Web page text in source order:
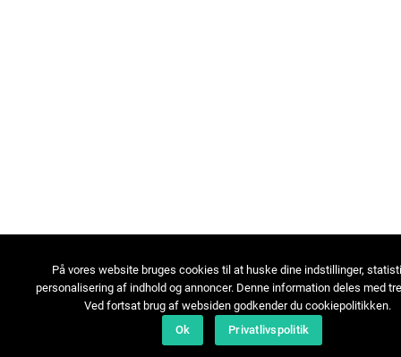
På vores website bruges cookies til at huske dine indstillinger,
personalisering af indhold og annoncer. Denne information deles med
Ved fortsat brug af websiden godkender du cookiepolitikken.
Ok
Privatlivspolitik